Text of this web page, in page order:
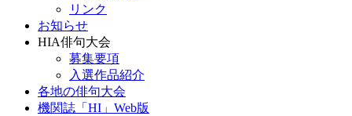
リンク
お知らせ
HIA俳句大会
募集要項
入選作品紹介
各地の俳句大会
機関誌「HI」Web版